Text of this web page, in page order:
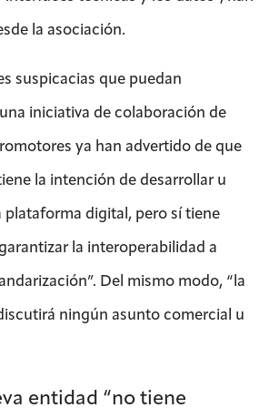
la asociación.
suspicacias que puedan
iniciativa de colaboración de
ya han advertido de que
la intención de desarrollar u
plataforma digital, pero sí tiene
la interoperabilidad a
Del mismo modo, “la
ningún asunto comercial u
entidad “no tiene